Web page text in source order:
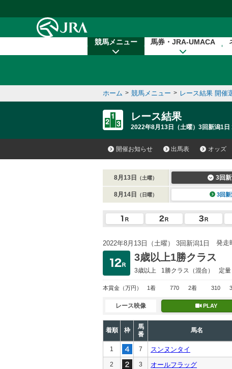
競馬メニュー 馬券・JRA-UMACA
ホーム > 競馬メニュー > レース結果 開催
レース結果
2022年8月13日（土曜）3回新潟1日
開催お知らせ 出馬表 オッズ
8月13日 （土曜） 3回
8月14日 （日曜） 3回新
2022年8月13日（土曜） 3回新潟1日 発走
3歳以上1勝クラス
3歳以上 1勝クラス （混合） 定量
本賞金 （万円） 1着 770 2着 310
レース映像 PLAY
着順 枠
馬
番
馬名
1 7 スンヌンタイ
2 3 オールフラッグ